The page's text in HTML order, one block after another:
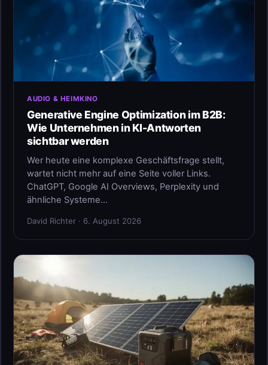
AUDIO & HEIMKINO
Generative Engine Optimization im B2B:
Wie Unternehmen in KI-Antworten
sichtbar werden
Wer heute eine komplexe Geschäftsfrage stellt,
wartet nicht mehr auf eine Seite voller Links.
ChatGPT, Google AI Overviews, Perplexity und
ähnliche Systeme…
David Richter · 6. August 2026